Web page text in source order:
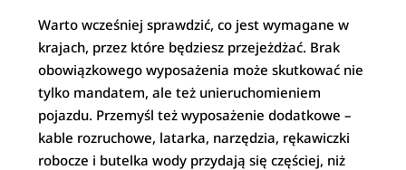
Warto wcześniej sprawdzić, co jest wymagane w
krajach, przez które będziesz przejeżdżać. Brak
obowiązkowego wyposażenia może skutkować nie
tylko mandatem, ale też unieruchomieniem
pojazdu. Przemyśl też wyposażenie dodatkowe –
kable rozruchowe, latarka, narzędzia, rękawiczki
robocze i butelka wody przydają się częściej, niż